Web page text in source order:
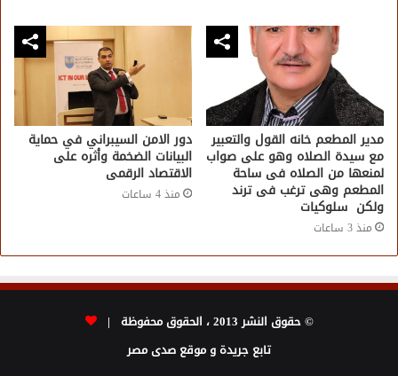
مدير المطعم خانه القول والتعبير
مع سيدة الصلاه وهو على صواب
لمنعها من الصلاه فى ساحة
المطعم وهى ترغب فى ترند
ولكن سلوكيات
منذ 3 ساعات
دور الامن السيبراني في حماية
البيانات الضخمة وأثره على
الاقتصاد الرقمى
منذ 4 ساعات
© حقوق النشر 2013 ، الحقوق محفوظة |
تابع جريدة و موقع صدى مصر